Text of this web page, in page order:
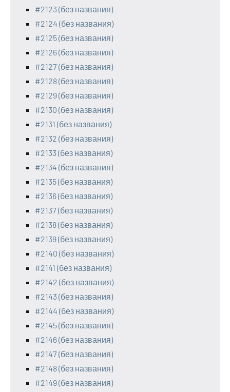
#2123 (без названия)
#2124 (без названия)
#2125 (без названия)
#2126 (без названия)
#2127 (без названия)
#2128 (без названия)
#2129 (без названия)
#2130 (без названия)
#2131 (без названия)
#2132 (без названия)
#2133 (без названия)
#2134 (без названия)
#2135 (без названия)
#2136 (без названия)
#2137 (без названия)
#2138 (без названия)
#2139 (без названия)
#2140 (без названия)
#2141 (без названия)
#2142 (без названия)
#2143 (без названия)
#2144 (без названия)
#2145 (без названия)
#2146 (без названия)
#2147 (без названия)
#2148 (без названия)
#2149 (без названия)